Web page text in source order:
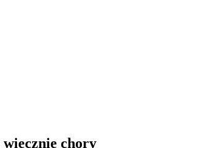
wiecznie chory